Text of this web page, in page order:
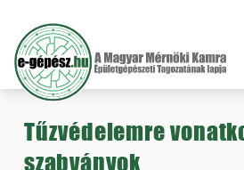
Tűzvédelemre
szabványok